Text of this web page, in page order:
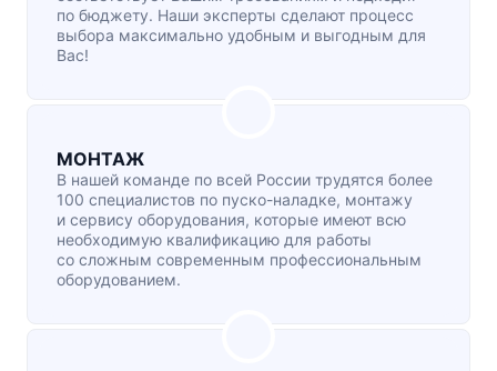
по бюджету. Наши эксперты сделают процесс
выбора максимально удобным и выгодным для
Вас!
МОНТАЖ
В нашей команде по всей России трудятся более
100 специалистов по пуско-наладке, монтажу
и сервису оборудования, которые имеют всю
необходимую квалификацию для работы
со сложным современным профессиональным
оборудованием.